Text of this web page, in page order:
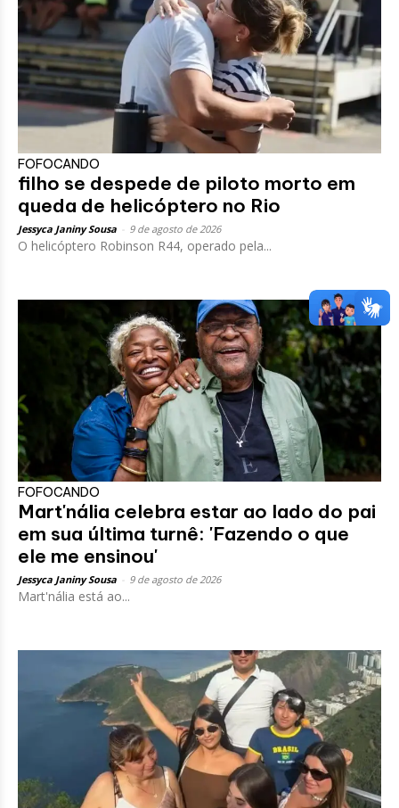
FOFOCANDO
filho se despede de piloto morto em
queda de helicóptero no Rio
Jessyca Janiny Sousa 9 de agosto de 2026
O helicóptero Robinson R44, operado pela...
FOFOCANDO
Mart'nália celebra estar ao lado do pai
em sua última turnê: 'Fazendo o que
ele me ensinou'
Jessyca Janiny Sousa 9 de agosto de 2026
Mart'nália está ao...